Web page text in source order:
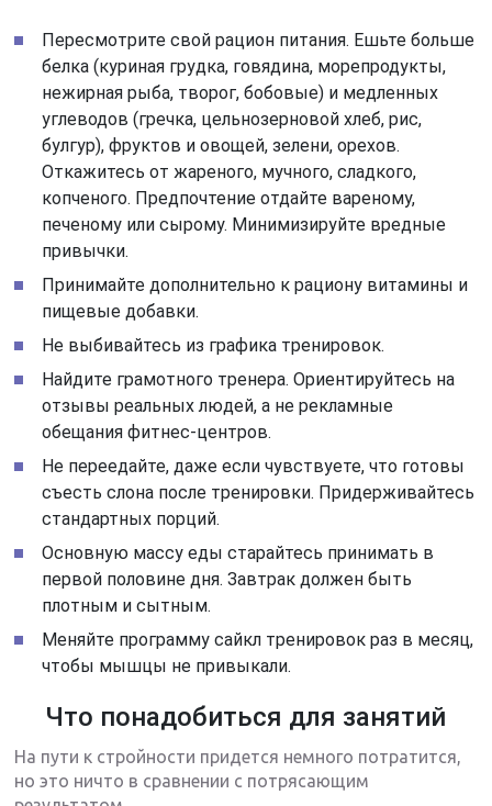
Пересмотрите свой рацион питания. Ешьте больше
белка (куриная грудка, говядина, морепродукты,
нежирная рыба, творог, бобовые) и медленных
углеводов (гречка, цельнозерновой хлеб, рис,
булгур), фруктов и овощей, зелени, орехов.
Откажитесь от жареного, мучного, сладкого,
копченого. Предпочтение отдайте вареному,
печеному или сырому. Минимизируйте вредные
привычки.
Принимайте дополнительно к рациону витамины и
пищевые добавки.
Не выбивайтесь из графика тренировок.
Найдите грамотного тренера. Ориентируйтесь на
отзывы реальных людей, а не рекламные
обещания фитнес-центров.
Не переедайте, даже если чувствуете, что готовы
съесть слона после тренировки. Придерживайтесь
стандартных порций.
Основную массу еды старайтесь принимать в
первой половине дня. Завтрак должен быть
плотным и сытным.
Меняйте программу сайкл тренировок раз в месяц,
чтобы мышцы не привыкали.
Что понадобиться для занятий
На пути к стройности придется немного потратится,
но это ничто в сравнении с потрясающим